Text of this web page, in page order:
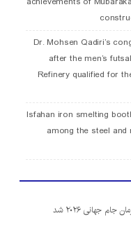
Dr. Mohsen Qadiri’s
after the men’s
Refinery qualified for
Isfahan iron smelting
among the steel
جام جهانی ۲۰۲۶ شد